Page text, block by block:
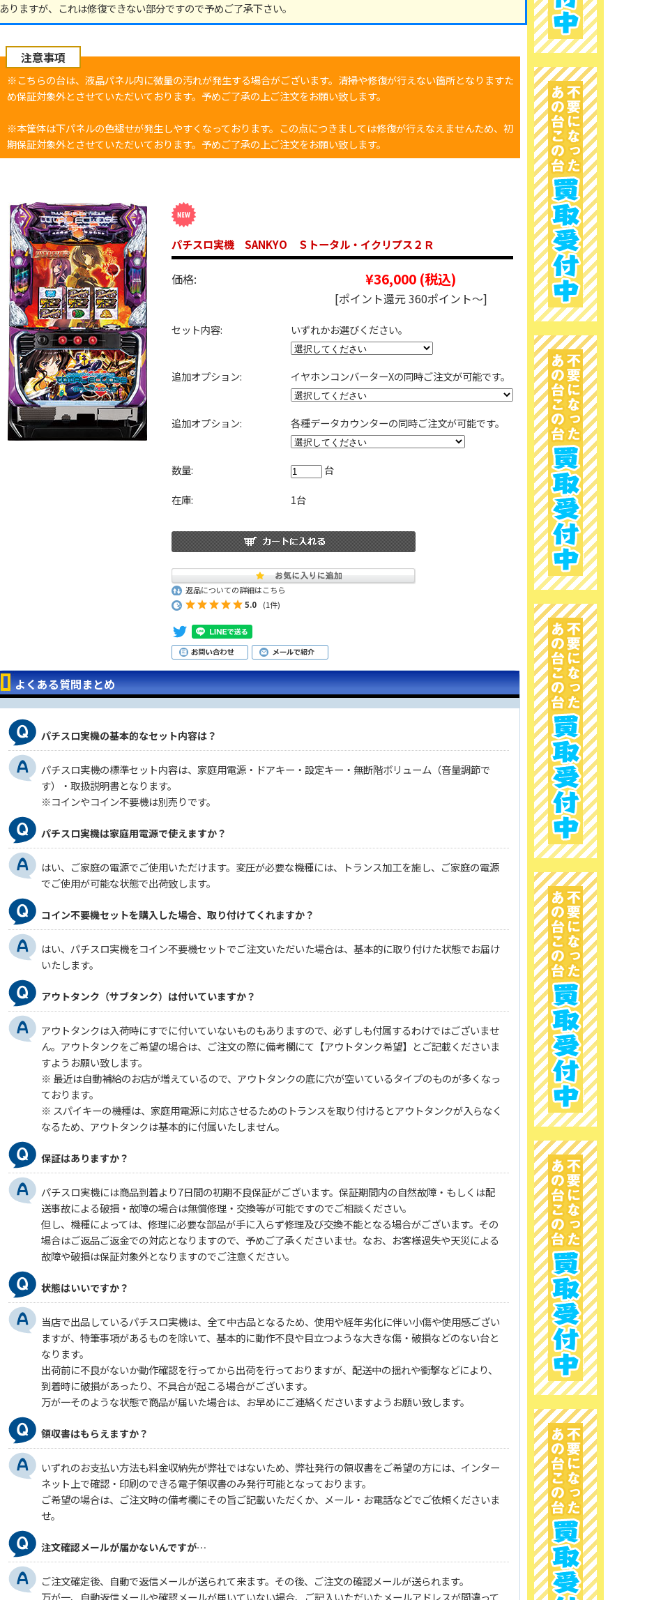
ありますが、これは修復できない部分ですので予めご了承下さい。
注意事項
※こちらの台は、液晶パネル内に微量の汚れが発生する場合がございます。清掃や修復が行えない箇所となりますた
め保証対象外とさせていただいております。予めご了承の上ご注文をお願い致します。
※本筐体は下パネルの色褪せが発生しやすくなっております。この点につきましては修復が行えなえませんため、初
期保証対象外とさせていただいております。予めご了承の上ご注文をお願い致します。
パチスロ実機 SANKYO Ｓトータル・イクリプス２Ｒ
価格: ¥36,000 (税込)
[ポイント還元 360ポイント～]
セット内容: いずれかお選びください。
追加オプション: イヤホンコンバーターXの同時ご注文が可能です。
追加オプション: 各種データカウンターの同時ご注文が可能です。
数量: 台
在庫: 1台
返品についての詳細はこちら
5.0
(1件)
よくある質問まとめ
パチスロ実機の基本的なセット内容は？
パチスロ実機の標準セット内容は、家庭用電源・ドアキー・設定キー・無断階ボリューム（音量調節で
す）・取扱説明書となります。
※コインやコイン不要機は別売りです。
パチスロ実機は家庭用電源で使えますか？
はい、ご家庭の電源でご使用いただけます。変圧が必要な機種には、トランス加工を施し、ご家庭の電源
でご使用が可能な状態で出荷致します。
コイン不要機セットを購入した場合、取り付けてくれますか？
はい、パチスロ実機をコイン不要機セットでご注文いただいた場合は、基本的に取り付けた状態でお届け
いたします。
アウトタンク（サブタンク）は付いていますか？
アウトタンクは入荷時にすでに付いていないものもありますので、必ずしも付属するわけではございませ
ん。アウトタンクをご希望の場合は、ご注文の際に備考欄にて【アウトタンク希望】とご記載くださいま
すようお願い致します。
※ 最近は自動補給のお店が増えているので、アウトタンクの底に穴が空いているタイプのものが多くなっ
ております。
※ スパイキーの機種は、家庭用電源に対応させるためのトランスを取り付けるとアウトタンクが入らなく
なるため、アウトタンクは基本的に付属いたしません。
保証はありますか？
パチスロ実機には商品到着より7日間の初期不良保証がございます。保証期間内の自然故障・もしくは配
送事故による破損・故障の場合は無償修理・交換等が可能ですのでご相談ください。
但し、機種によっては、修理に必要な部品が手に入らず修理及び交換不能となる場合がございます。その
場合はご返品ご返金での対応となりますので、予めご了承くださいませ。なお、お客様過失や天災による
故障や破損は保証対象外となりますのでご注意ください。
状態はいいですか？
当店で出品しているパチスロ実機は、全て中古品となるため、使用や経年劣化に伴い小傷や使用感ござい
ますが、特筆事項があるものを除いて、基本的に動作不良や目立つような大きな傷・破損などのない台と
なります。
出荷前に不良がないか動作確認を行ってから出荷を行っておりますが、配送中の揺れや衝撃などにより、
到着時に破損があったり、不具合が起こる場合がございます。
万が一そのような状態で商品が届いた場合は、お早めにご連絡くださいますようお願い致します。
領収書はもらえますか？
いずれのお支払い方法も料金収納先が弊社ではないため、弊社発行の領収書をご希望の方には、インター
ネット上で確認・印刷のできる電子領収書のみ発行可能となっております。
ご希望の場合は、ご注文時の備考欄にその旨ご記載いただくか、メール・お電話などでご依頼くださいま
せ。
注文確認メールが届かないんですが…
ご注文確定後、自動で返信メールが送られて来ます。その後、ご注文の確認メールが送られます。
万が一、自動返信メールや確認メールが届いていない場合、ご記入いただいたメールアドレスが間違って